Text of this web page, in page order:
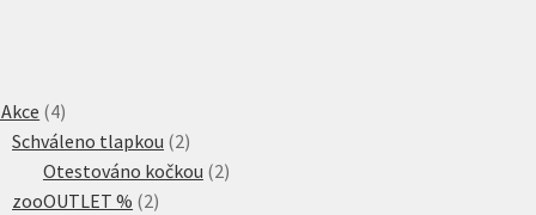
44
produkty
Schváleno tlapkou 22
produkty
Otestováno kočkou 22
zooOUTLET % 22